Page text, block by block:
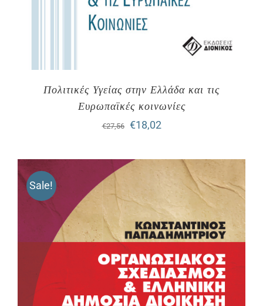
Πολιτικές Υγείας στην Ελλάδα και τις
Ευρωπαϊκές κοινωνίες
€27,56
Original
was:
€27,56.
€18,02Η
τιμή
είναι:
€18,02.
Sale!